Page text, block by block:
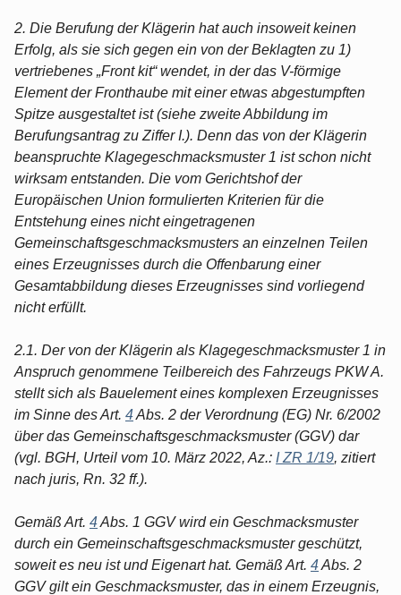
2. Die Berufung der Klägerin hat auch insoweit keinen
Erfolg, als sie sich gegen ein von der Beklagten zu 1)
vertriebenes „Front kit“ wendet, in der das V-förmige
Element der Fronthaube mit einer etwas abgestumpften
Spitze ausgestaltet ist (siehe zweite Abbildung im
Berufungsantrag zu Ziffer I.). Denn das von der Klägerin
beanspruchte Klagegeschmacksmuster 1 ist schon nicht
wirksam entstanden. Die vom Gerichtshof der
Europäischen Union formulierten Kriterien für die
Entstehung eines nicht eingetragenen
Gemeinschaftsgeschmacksmusters an einzelnen Teilen
eines Erzeugnisses durch die Offenbarung einer
Gesamtabbildung dieses Erzeugnisses sind vorliegend
nicht erfüllt.
2.1. Der von der Klägerin als Klagegeschmacksmuster 1 in
Anspruch genommene Teilbereich des Fahrzeugs PKW A.
stellt sich als Bauelement eines komplexen Erzeugnisses
im Sinne des Art. 4Abs. 2 der Verordnung (EG) Nr. 6/2002
über das Gemeinschaftsgeschmacksmuster (GGV) dar
(vgl. BGH, Urteil vom 10. März 2022, Az.: I ZR 1/19, zitiert
nach juris, Rn. 32 ff.).
Gemäß Art. 4Abs. 1 GGV wird ein Geschmacksmuster
durch ein Gemeinschaftsgeschmacksmuster geschützt,
soweit es neu ist und Eigenart hat. Gemäß Art. 4Abs. 2
GGV gilt ein Geschmacksmuster, das in einem Erzeugnis,